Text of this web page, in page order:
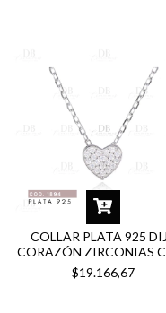
COLLAR PLATA 925
CORAZÓN ZIRCONIAS
1894
$19.166,67